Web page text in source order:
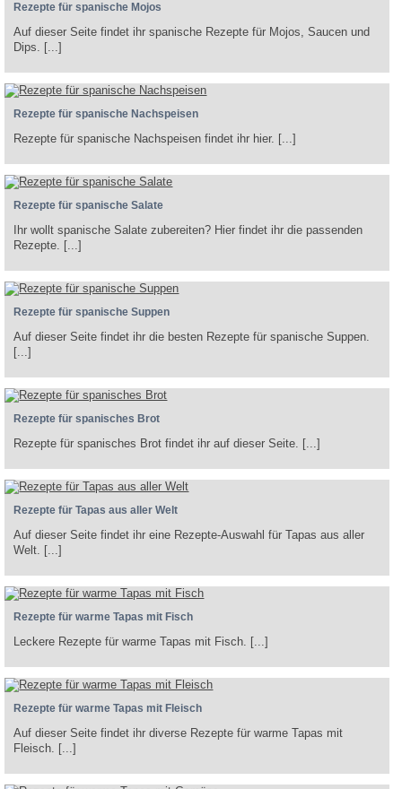
Rezepte für spanische Mojos
Auf dieser Seite findet ihr spanische Rezepte für Mojos, Saucen und
Dips. [...]
Rezepte für spanische Nachspeisen
Rezepte für spanische Nachspeisen findet ihr hier. [...]
Rezepte für spanische Salate
Ihr wollt spanische Salate zubereiten? Hier findet ihr die passenden
Rezepte. [...]
Rezepte für spanische Suppen
Auf dieser Seite findet ihr die besten Rezepte für spanische Suppen.
[...]
Rezepte für spanisches Brot
Rezepte für spanisches Brot findet ihr auf dieser Seite. [...]
Rezepte für Tapas aus aller Welt
Auf dieser Seite findet ihr eine Rezepte-Auswahl für Tapas aus aller
Welt. [...]
Rezepte für warme Tapas mit Fisch
Leckere Rezepte für warme Tapas mit Fisch. [...]
Rezepte für warme Tapas mit Fleisch
Auf dieser Seite findet ihr diverse Rezepte für warme Tapas mit
Fleisch. [...]